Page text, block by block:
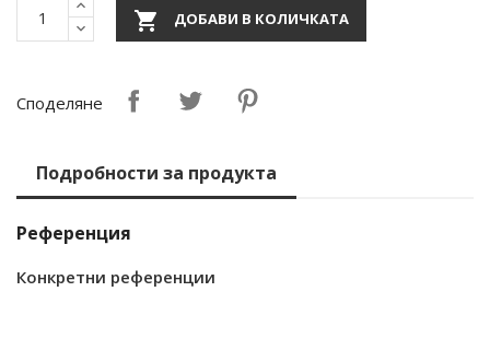
 ДОБАВИ В КОЛИЧКАТА
Споделяне
Подробности за продукта
Референция
Конкретни референции